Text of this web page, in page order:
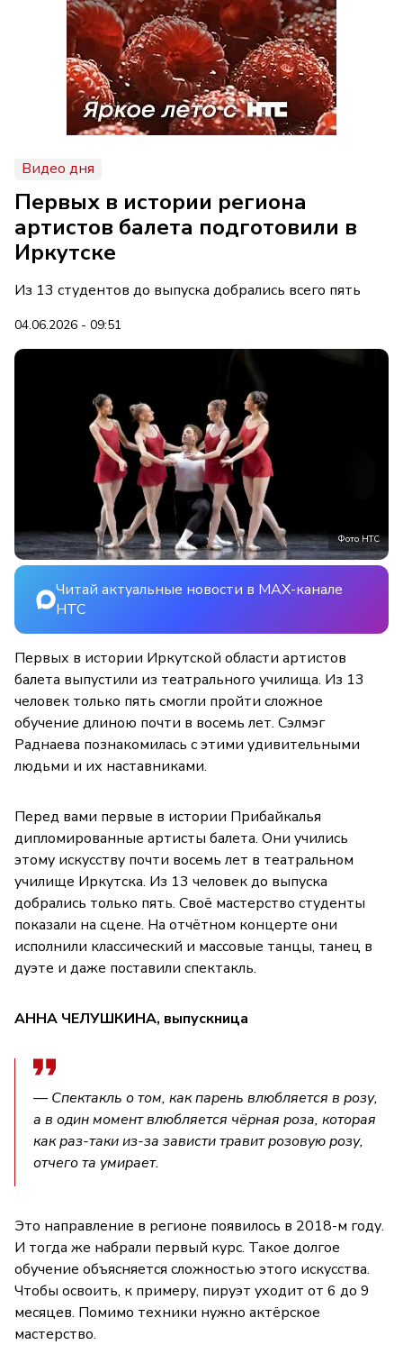
Видео дня
Первых в истории региона
артистов балета подготовили в
Иркутске
Из 13 студентов до выпуска добрались всего пять
04.06.2026 - 09:51
Фото НТС
Читай актуальные новости в MAX-канале
НТС
Первых в истории Иркутской области артистов
балета выпустили из театрального училища. Из 13
человек только пять смогли пройти сложное
обучение длиною почти в восемь лет. Сэлмэг
Раднаева познакомилась с этими удивительными
людьми и их наставниками.
Перед вами первые в истории Прибайкалья
дипломированные артисты балета. Они учились
этому искусству почти восемь лет в театральном
училище Иркутска. Из 13 человек до выпуска
добрались только пять. Своё мастерство студенты
показали на сцене. На отчётном концерте они
исполнили классический и массовые танцы, танец в
дуэте и даже поставили спектакль.
АННА ЧЕЛУШКИНА, выпускница
— Спектакль о том, как парень влюбляется в розу,
а в один момент влюбляется чёрная роза, которая
как раз-таки из-за зависти травит розовую розу,
отчего та умирает.
Это направление в регионе появилось в 2018-м году.
И тогда же набрали первый курс. Такое долгое
обучение объясняется сложностью этого искусства.
Чтобы освоить, к примеру, пируэт уходит от 6 до 9
месяцев. Помимо техники нужно актёрское
мастерство.